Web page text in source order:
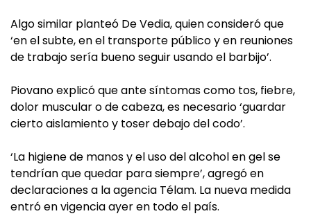
Algo similar planteó De Vedia, quien consideró que
‘en el subte, en el transporte público y en reuniones
de trabajo sería bueno seguir usando el barbijo’.
Piovano explicó que ante síntomas como tos, fiebre,
dolor muscular o de cabeza, es necesario ‘guardar
cierto aislamiento y toser debajo del codo’.
‘La higiene de manos y el uso del alcohol en gel se
tendrían que quedar para siempre’, agregó en
declaraciones a la agencia Télam. La nueva medida
entró en vigencia ayer en todo el país.